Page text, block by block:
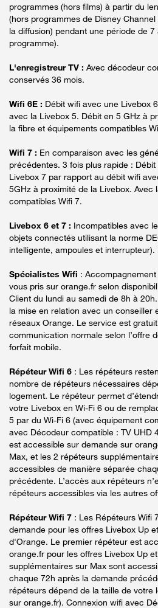
programmes (hors films) à partir du
(hors programmes de Disney
la diffusion) pendant une période de
programme).
L'enregistreur TV : Avec décodeur
conservés 36 mois.
Wifi 6E : Débit wifi avec une Livebox
avec la Livebox 5. Débit en 5 GHz à
la fibre et équipements compatibles
Wifi 7 : En comparaison avec les
précédentes. 3 fois plus rapide :
Livebox 7 par rapport au débit wifi
5GHz à proximité de la Livebox. Avec
compatibles Wifi 7.
Livebox 6 et 7 : Incompatibles avec
objets connectés utilisant la norme
intelligente, ampoules et
Spécialistes Wifi :
vous pris sur orange.fr selon
Client du lundi au samedi de 8h à
la mise en relation avec un conseiller
réseaux Orange. Le service est
communication normale selon l’offre
forfait mobile.
Répéteur Wifi 6 : Les répéteurs
nombre de répéteurs nécessaires
logement. Le répéteur permet
votre Livebox en Wi-Fi 6 ou de
5 par du Wi-Fi 6 (avec équipement
avec Décodeur compatible : TV UHD
est accessible sur demande sur
Max, et les 2 répéteurs
accessibles de manière séparée
précédente. L’accès aux répéteurs
répéteurs accessibles via les autres
Répéteur Wifi 7 : Les Répéteurs Wifi
demande pour les offres Livebox Up
d'Orange. Le premier répéteur est
orange.fr pour les offres Livebox Up
supplémentaires sur Max sont
chaque 72h après la demande
répéteurs dépend de la taille de votre
sur orange.fr). Connexion wifi avec